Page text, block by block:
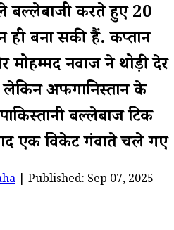
बल्लेबाजी करते हुए 20
बना सकी हैं. कप्तान
नवाज ने थोड़ी देर
अफगानिस्तान के
बल्लेबाज टिक
एक विकेट गंवाते चले गए
| Published: Sep 07, 2025